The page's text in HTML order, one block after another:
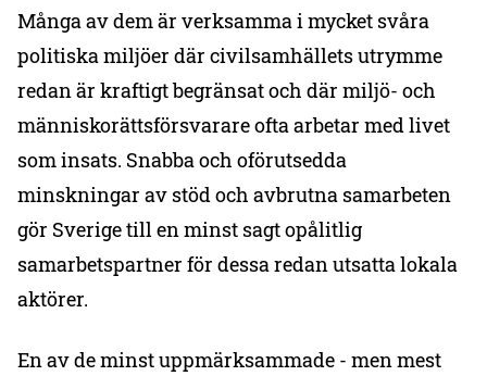
Många av dem är verksamma i mycket svåra
politiska miljöer där civilsamhällets utrymme
redan är kraftigt begränsat och där miljö- och
människorättsförsvarare ofta arbetar med livet
som insats. Snabba och oförutsedda
minskningar av stöd och avbrutna samarbeten
gör Sverige till en minst sagt opålitlig
samarbetspartner för dessa redan utsatta lokala
aktörer.
En av de minst uppmärksammade - men mest